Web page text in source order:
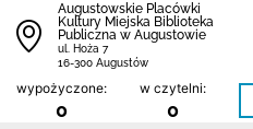
Augustowskie Placówki
Kultury Miejska Biblioteka
Publiczna w Augustowie
ul. Hoża 7
16-300 Augustów
wypożyczone:
0
w czytelni:
0